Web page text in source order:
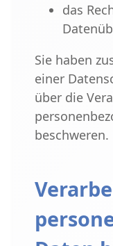
das
Sie haben
einer
über die
beschweren.